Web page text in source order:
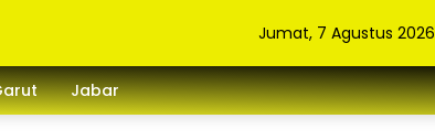
Jumat, 7 Agustus 2026
Jabar